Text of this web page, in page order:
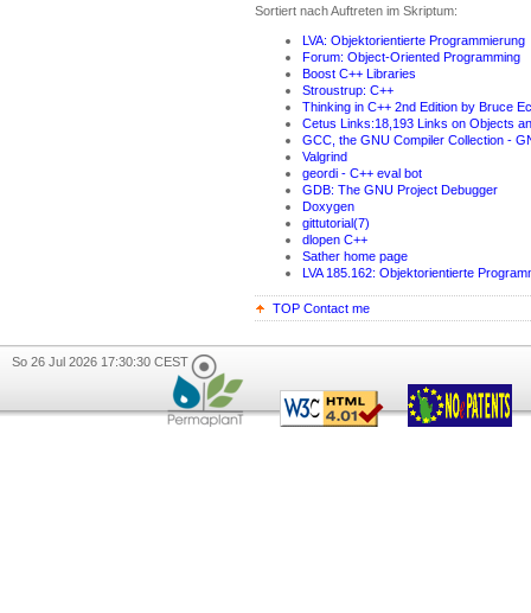
Sortiert nach Auftreten im Skriptum:
LVA: Objektorientierte Programmierung
Forum: Object-Oriented Programming
Boost C++ Libraries
Stroustrup: C++
Thinking in C++ 2nd Edition by Bruce
Cetus Links:18,193 Links on Objects
GCC, the GNU Compiler Collection -
Valgrind
geordi - C++ eval bot
GDB: The GNU Project Debugger
Doxygen
gittutorial(7)
dlopen C++
Sather home page
LVA 185.162: Objektorientierte
TOP Contact me
So 26 Jul 2026 17:30:30 CEST